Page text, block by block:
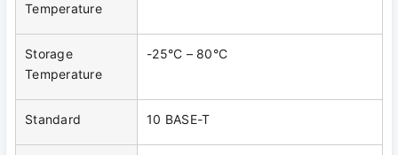
Temperature
Storage
Temperature
-25°C – 80°C
Standard 10 BASE-T